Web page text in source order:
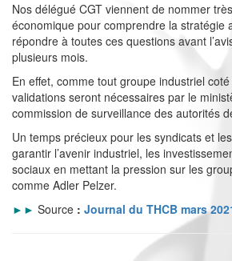
Nos délégué CGT viennent de nommer
économique pour comprendre la stratégie
répondre à toutes ces questions avant
plusieurs mois.
En effet, comme tout groupe industriel
validations seront nécessaires par le
commission de surveillance des autorités
Un temps précieux pour les syndicats et
garantir l’avenir industriel, les
sociaux en mettant la pression sur les
comme Adler Pelzer.
►► Source : Journal du THCB mars